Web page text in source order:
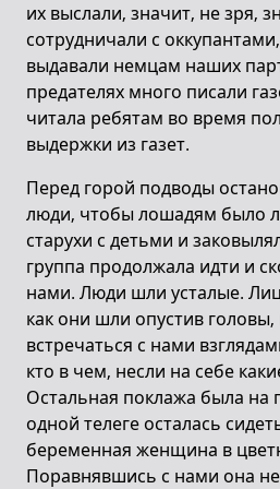
их выслали, значит, не зря,
сотрудничали с
выдавали немцам наших
предателях много писали
читала ребятам во время
выдержки из газет.
Перед горой подводы
люди, чтобы лошадям было
старухи с детьми и
группа продолжала идти и
нами. Люди шли усталые.
как они шли опустив
встречаться с нами
кто в чем, несли на себе
Остальная поклажа была на
одной телеге осталась
беременная женщина в
Поравнявшись с нами она